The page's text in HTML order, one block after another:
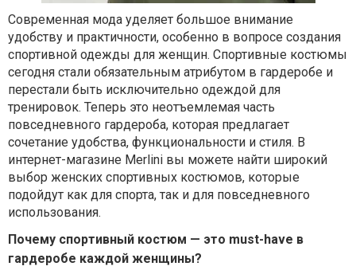
Современная мода уделяет большое внимание
удобству и практичности, особенно в вопросе создания
спортивной одежды для женщин. Спортивные костюмы
сегодня стали обязательным атрибутом в гардеробе и
перестали быть исключительно одеждой для
тренировок. Теперь это неотъемлемая часть
повседневного гардероба, которая предлагает
сочетание удобства, функциональности и стиля. В
интернет-магазине Merlini вы можете найти широкий
выбор женских спортивных костюмов, которые
подойдут как для спорта, так и для повседневного
использования.
Почему спортивный костюм — это must-have в
гардеробе каждой женщины?